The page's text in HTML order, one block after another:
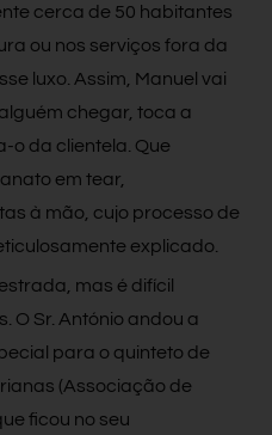
cerca de 50 habitantes
ou nos serviços fora da
luxo. Assim, Manuel vai
chegar, toca a
o da clientela. Que
em tear,
à mão, cujo processo de
explicado.
mas é difícil
O Sr. António andou a
para o quinteto de
(Associação de
ficou no seu